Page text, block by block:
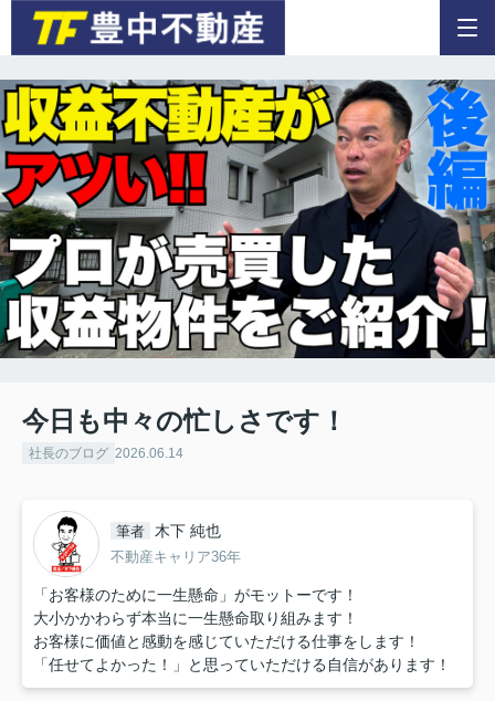
今日も中々の忙しさです！
社長のブログ 2026.06.14
筆者 木下 純也
不動産キャリア36年
「お客様のために一生懸命」がモットーです！
大小かかわらず本当に一生懸命取り組みます！
お客様に価値と感動を感じていただける仕事をします！
「任せてよかった！」と思っていただける自信があります！